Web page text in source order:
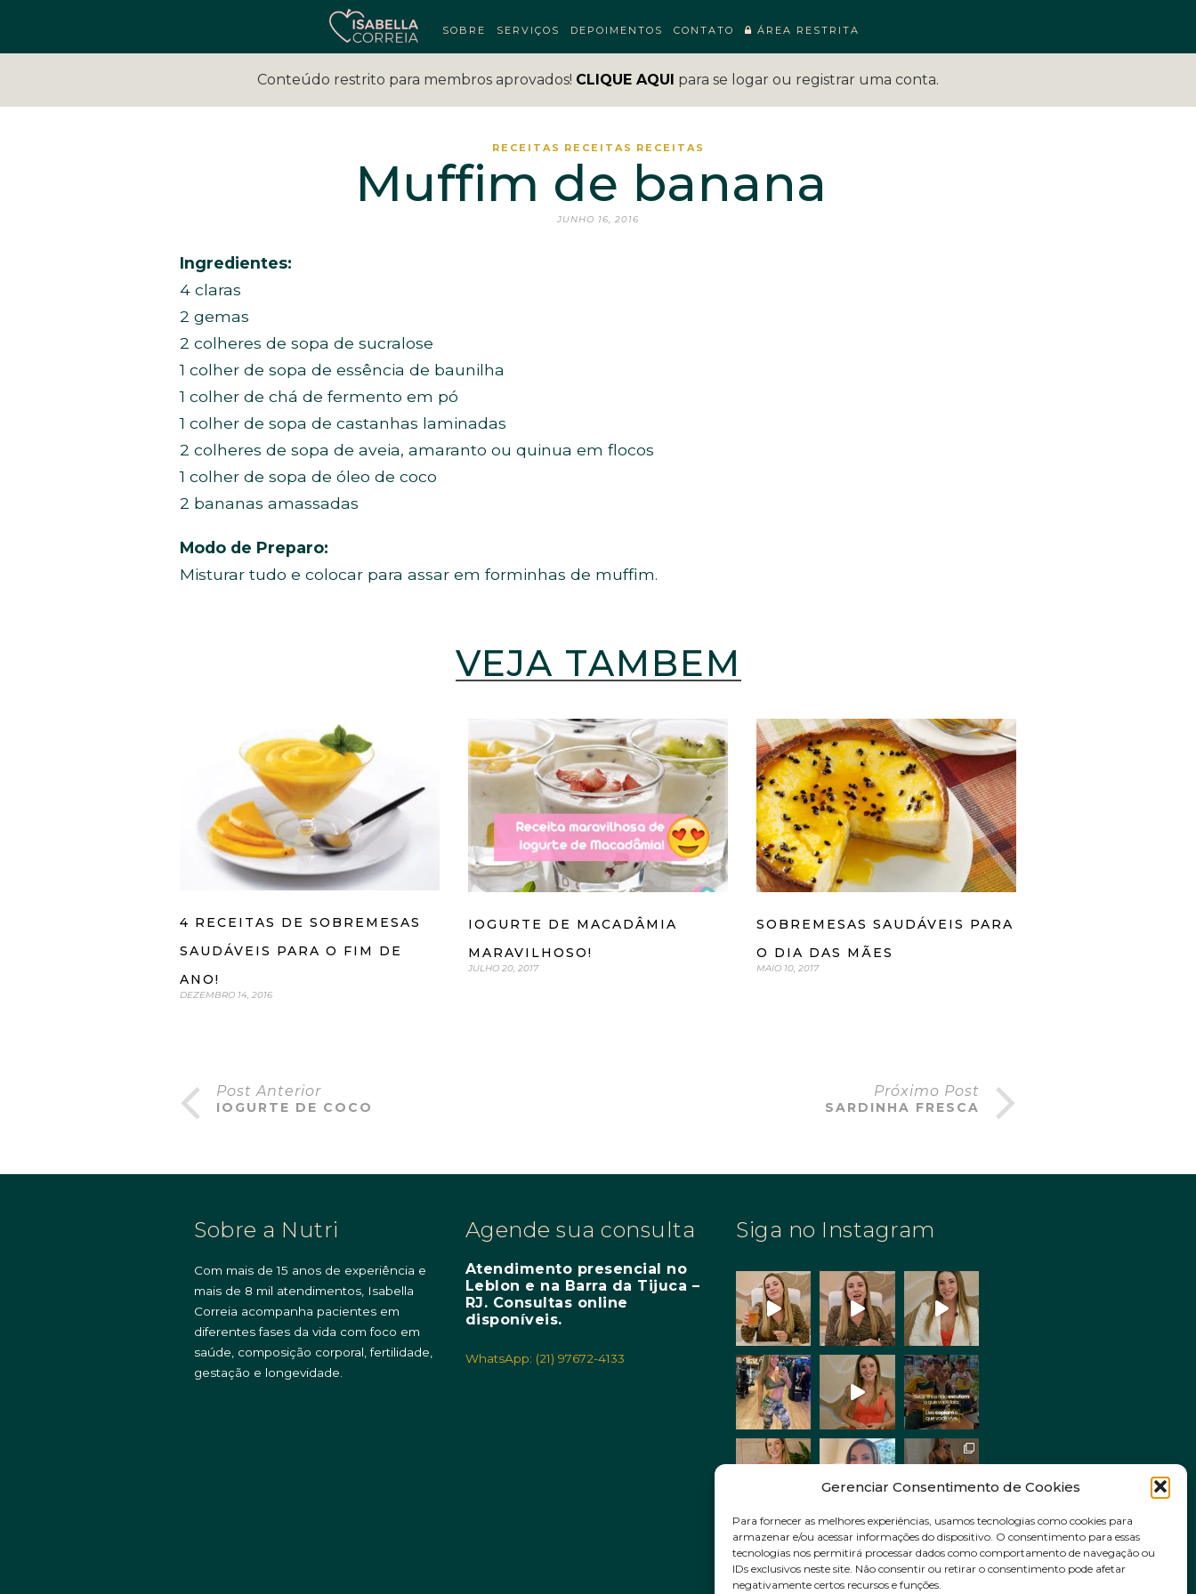
Gerenciar Consentimento de Cookies
Para fornecer as melhores experiências, usamos tecnologias como cookies para
armazenar e/ou acessar informações do dispositivo. O consentimento para essas
tecnologias nos permitirá processar dados como comportamento de navegação ou
IDs exclusivos neste site. Não consentir ou retirar o consentimento pode afetar
negativamente certos recursos e funções.
SOBRE SERVIÇOS DEPOIMENTOS CONTATO ÁREA RESTRITA
Conteúdo restrito para membros aprovados! CLIQUE AQUI para se logar ou registrar uma conta.
RECEITAS RECEITAS RECEITAS
Muffim de banana
JUNHO 16, 2016
Ingredientes:
4 claras
2 gemas
2 colheres de sopa de sucralose
1 colher de sopa de essência de baunilha
1 colher de chá de fermento em pó
1 colher de sopa de castanhas laminadas
2 colheres de sopa de aveia, amaranto ou quinua em flocos
1 colher de sopa de óleo de coco
2 bananas amassadas
Modo de Preparo:
Misturar tudo e colocar para assar em forminhas de muffim.
VEJA TAMBÉM
4 RECEITAS DE SOBREMESAS
SAUDÁVEIS PARA O FIM DE
ANO!
DEZEMBRO 14, 2016
IOGURTE DE MACADÂMIA
MARAVILHOSO!
JULHO 20, 2017
SOBREMESAS SAUDÁVEIS PARA
O DIA DAS MÃES
MAIO 10, 2017
Post Anterior
IOGURTE DE COCO
Próximo Post
SARDINHA FRESCA
Sobre a Nutri
Com mais de 15 anos de experiência e
mais de 8 mil atendimentos, Isabella
Correia acompanha pacientes em
diferentes fases da vida com foco em
saúde, composição corporal, fertilidade,
gestação e longevidade.
Agende sua consulta
Atendimento presencial no
Leblon e na Barra da Tijuca –
RJ. Consultas online
disponíveis.
WhatsApp: (21) 97672-4133
Siga no Instagram
Siga no Instagram